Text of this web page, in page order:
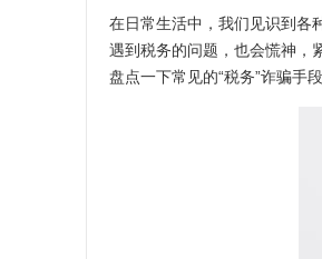
在日常生活中，我们见识到各
遇到税务的问题，也会慌神，
盘点一下常见的“税务”诈骗手